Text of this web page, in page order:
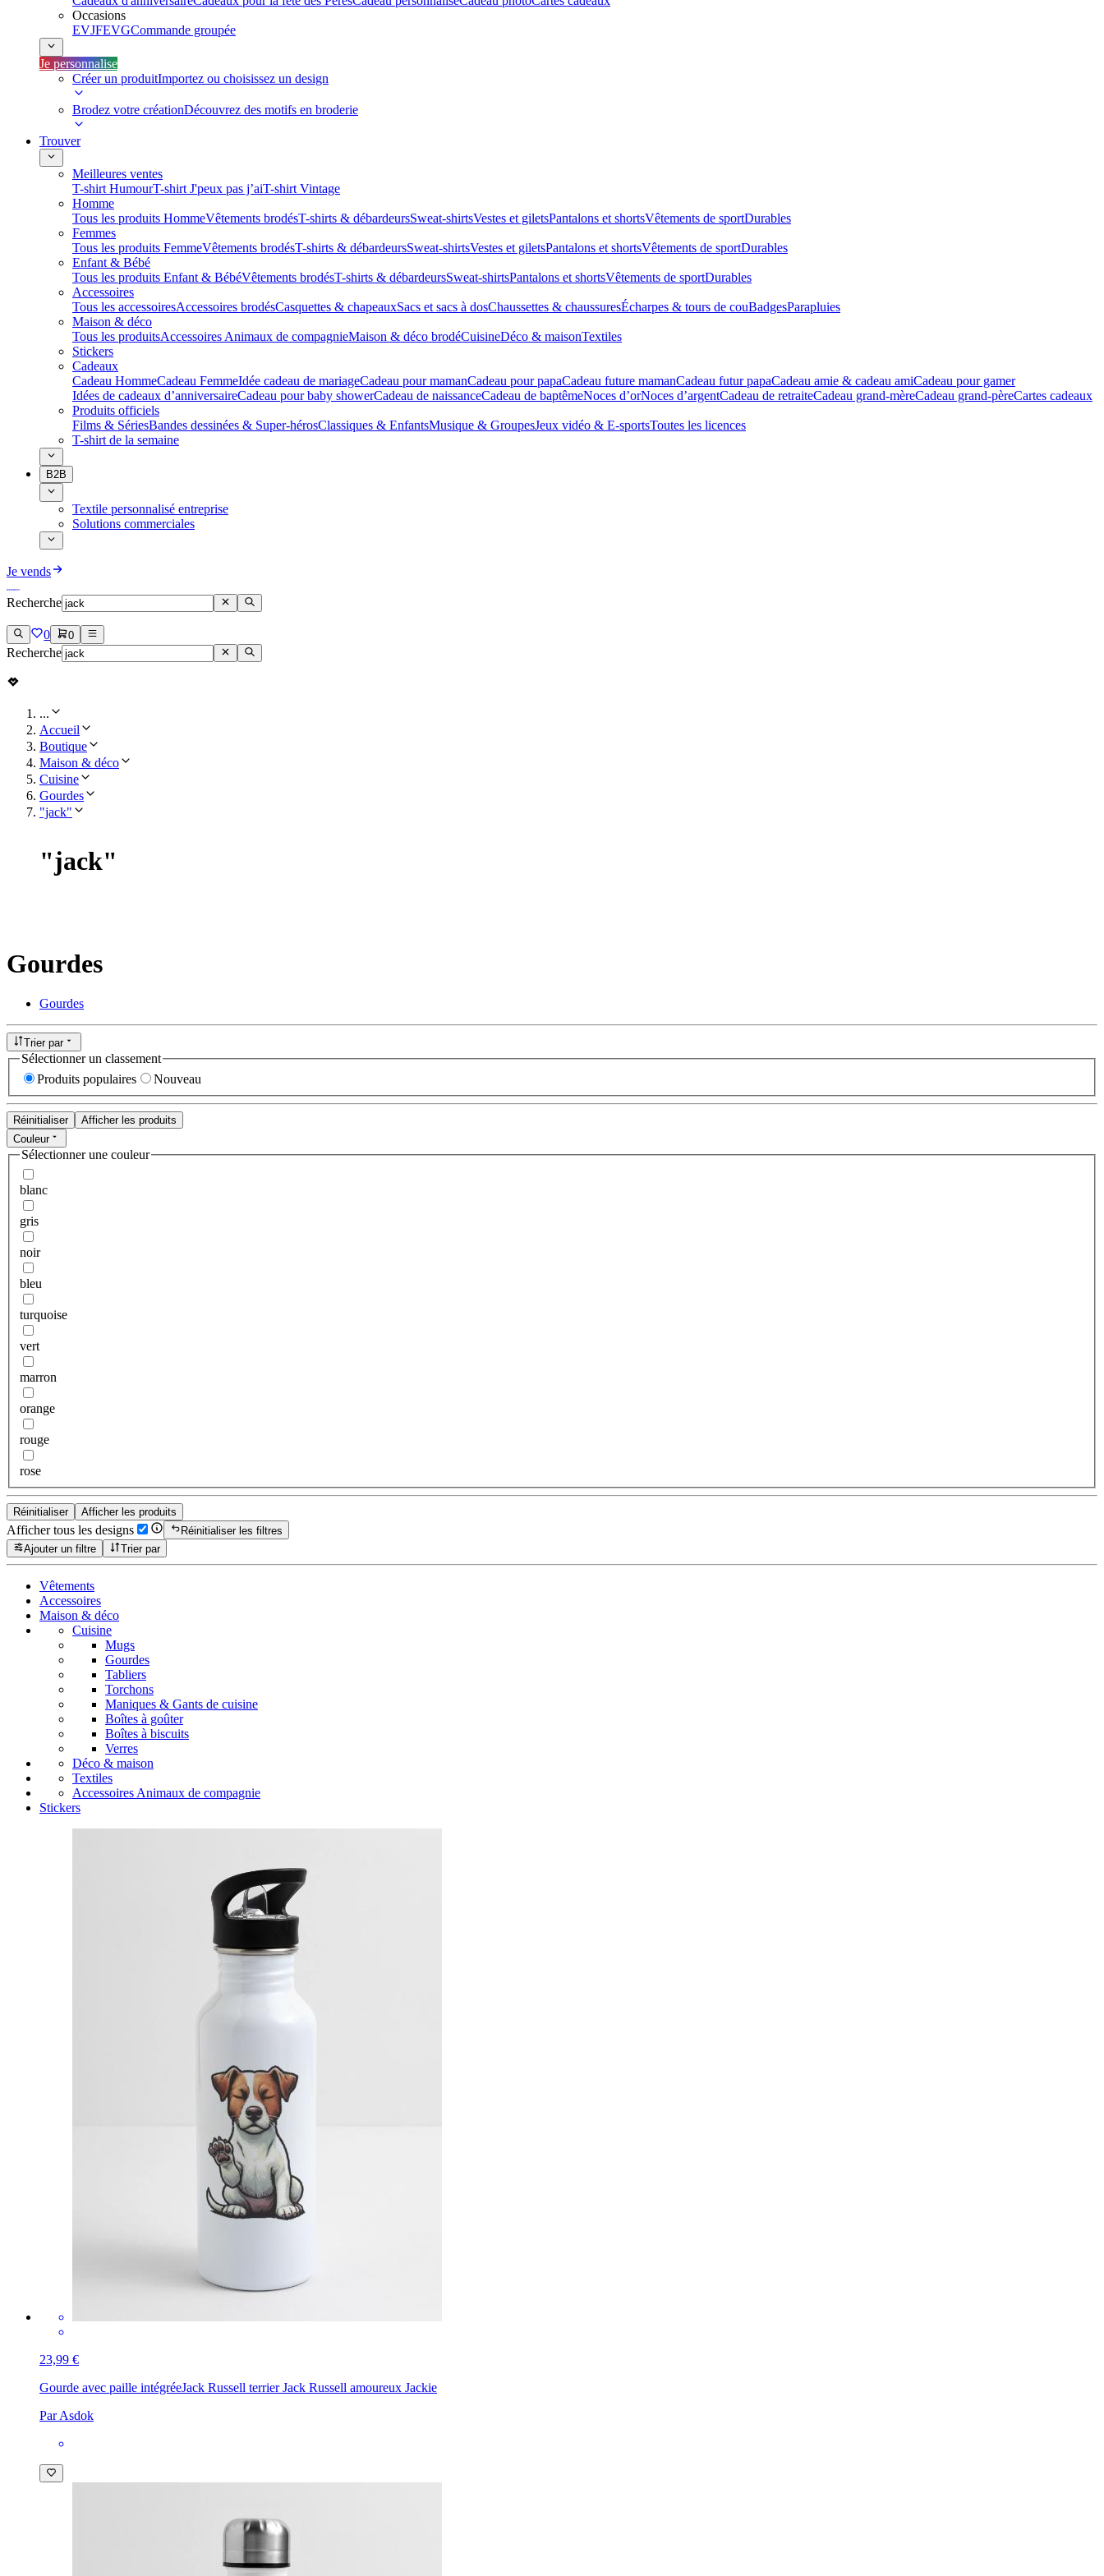
Occasions
EVJFEVGCommande groupée
Je personnalise
Créer un produitImportez ou choisissez un design
Brodez votre créationDécouvrez des motifs en broderie
Trouver
Meilleures ventes
T-shirt HumourT-shirt J'peux pas j’aiT-shirt Vintage
Homme
Tous les produits HommeVêtements brodésT-shirts & débardeursSweat-shirtsVestes et giletsPantalons et shortsVêtements de sportDurables
Femmes
Tous les produits FemmeVêtements brodésT-shirts & débardeursSweat-shirtsVestes et giletsPantalons et shortsVêtements de sportDurables
Enfant & Bébé
Tous les produits Enfant & BébéVêtements brodésT-shirts & débardeursSweat-shirtsPantalons et shortsVêtements de sportDurables
Accessoires
Tous les accessoiresAccessoires brodésCasquettes & chapeauxSacs et sacs à dosChaussettes & chaussuresÉcharpes & tours de couBadgesParapluies
Maison & déco
Tous les produitsAccessoires Animaux de compagnieMaison & déco brodéCuisineDéco & maisonTextiles
Stickers
Cadeaux
Cadeau HommeCadeau FemmeIdée cadeau de mariage​Cadeau pour mamanCadeau pour papaCadeau future mamanCadeau futur papaCadeau amie & cadeau amiCadeau pour gamer
Idées de cadeaux d’anniversaireCadeau pour baby showerCadeau de naissanceCadeau de baptêmeNoces d’orNoces d’argentCadeau de retraiteCadeau grand-mèreCadeau grand-pèreCartes cadeaux
Produits officiels
Films & SériesBandes dessinées & Super-hérosClassiques & EnfantsMusique & GroupesJeux vidéo & E-sportsToutes les licences
T-shirt de la semaine
B2B
Textile personnalisé entreprise
Solutions commerciales
Je vends
Recherche
0 0
Recherche
...
Accueil
Boutique
Maison & déco
Cuisine
Gourdes
"jack"
"jack"
Gourdes
Gourdes
Trier par
Sélectionner un classement
Produits populaires
Nouveau
Réinitialiser
Afficher les produits
Couleur
Sélectionner une couleur
blanc
gris
noir
bleu
turquoise
vert
marron
orange
rouge
rose
Réinitialiser Afficher les produits
Afficher tous les designs
Réinitialiser les filtres
Ajouter un filtre
Trier par
Vêtements
Accessoires
Maison & déco
Cuisine
Mugs
Gourdes
Tabliers
Torchons
Maniques & Gants de cuisine
Boîtes à goûter
Boîtes à biscuits
Verres
Déco & maison
Textiles
Accessoires Animaux de compagnie
Stickers
23,99 €
Gourde avec paille intégréeJack Russell terrier Jack Russell amoureux Jackie
Par Asdok